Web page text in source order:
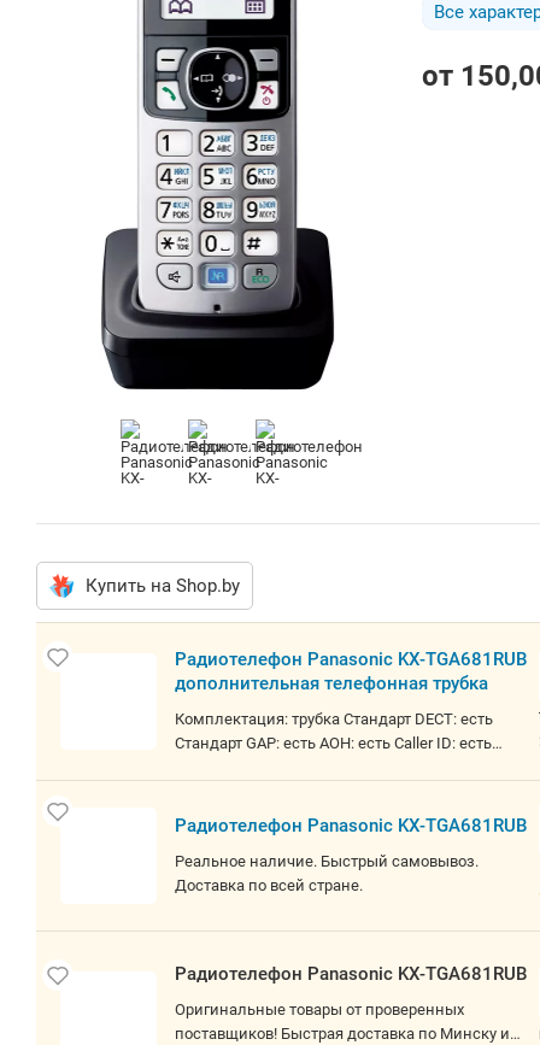
Все
от
Купить на Shop.by
Радиотелефон Panasonic KX-TGA681RUB
дополнительная телефонная трубка
Комплектация: трубка Стандарт DECT: есть
Стандарт GAP: есть АОН: есть Caller ID: есть
Радиотелефон Panasonic KX-TGA681RUB
Реальное наличие. Быстрый самовывоз.
Доставка по всей стране.
Радиотелефон Panasonic KX-TGA681RUB
Оригинальные товары от проверенных
поставщиков! Быстрая доставка по Минску и